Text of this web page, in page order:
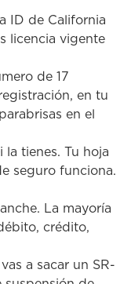
ID de California
licencia vigente
de 17
en tu
en el
la tienes. Tu hoja
seguro funciona.
La mayoría
crédito,
vas a sacar un SR-